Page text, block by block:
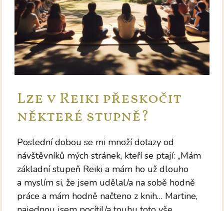
Lze v Reiki přeskočit
některé stupně?
Poslední dobou se mi množí dotazy od
návštěvníků mých stránek, kteří se ptají: „Mám
základní stupeň Reiki a mám ho už dlouho
a myslím si, že jsem udělal/a na sobě hodně
práce a mám hodně načteno z knih… Martine,